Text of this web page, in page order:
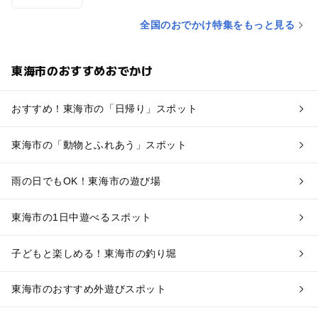
全国のおでかけ特集をもっと見る
東海市のおすすめおでかけ
おすすめ！東海市の「日帰り」スポット
東海市の「動物とふれあう」スポット
雨の日でもOK！東海市の遊び場
東海市の1日中遊べるスポット
子どもと楽しめる！東海市の釣り堀
東海市のおすすめ外遊びスポット